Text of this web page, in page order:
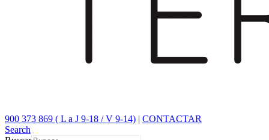
900 373 869 ( L a J 9-18 / V 9-14) | CONTACTAR
Search